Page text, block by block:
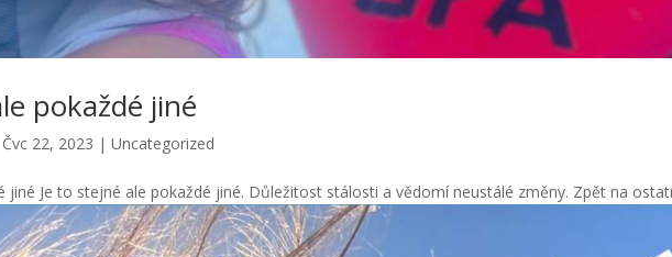
pokaždé jiné
Čvc 22, 2023 |Uncategorized
jiné Je to stejné ale pokaždé jiné. Důležitost stálosti a vědomí neustálé změny. Zpět na